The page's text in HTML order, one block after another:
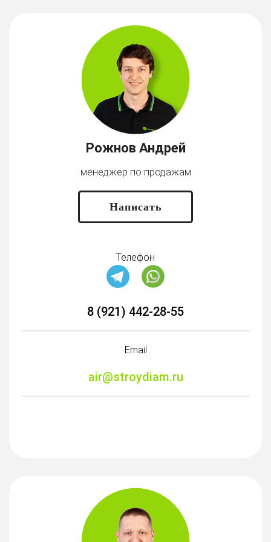
Рожнов Андрей
менеджер по продажам
Написать
Телефон
8 (921) 442-28-55
Email
air@stroydiam.ru